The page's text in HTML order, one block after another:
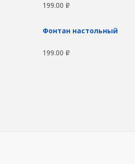
199.00 Р
Фонтан настольный
199.00 Р